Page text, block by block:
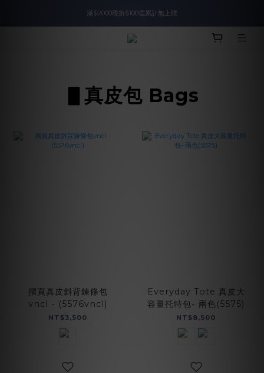
入會即領$888購物金🙌
滿$2000現折$100👏累計無上限
入會即領$888購物金🙌
▋真皮包 Bags
摺頁真皮斜背鍊條包
vncl - (5576vncl)
NT$3,500
Everyday Tote 真皮大
容量托特包- 兩色(5575)
NT$8,500